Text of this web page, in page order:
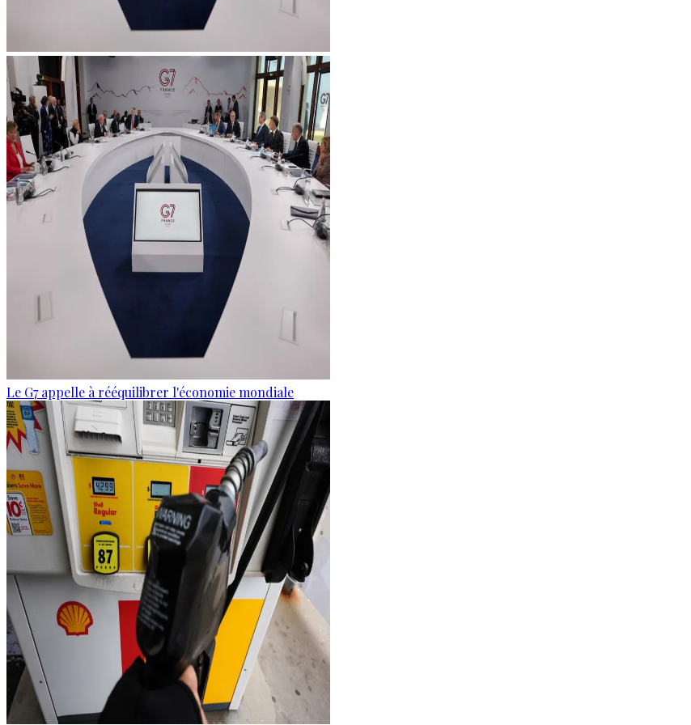
Le G7 appelle à rééquilibrer l'économie mondiale